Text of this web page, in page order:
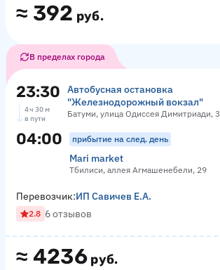
≈ 392 руб.
В пределах города
23:30
Автобусная остановка
"Железнодорожный вокзал"
Батуми, улица Одиссея Димитриади, 3
4 ч 30 м
в пути
04:00 прибытие на след. день
Mari market
Тбилиси, аллея Агмашенебели, 29
≈ 4236 руб.
Перевозчик:ИП Савичев Е.А.
2.8 6 отзывов